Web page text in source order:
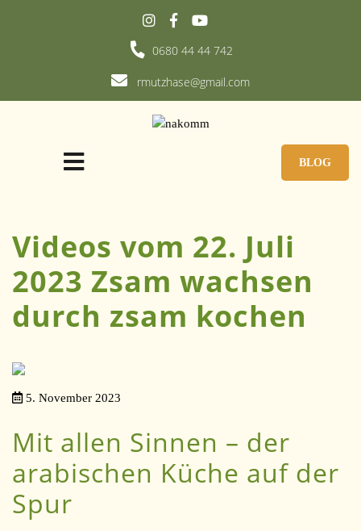
0680 44 44 742
rmutzhase@gmail.com
BLOG
Videos vom 22. Juli
2023 Zsam wachsen
durch zsam kochen
5. November 2023
Mit allen Sinnen – der
arabischen Küche auf der
Spur